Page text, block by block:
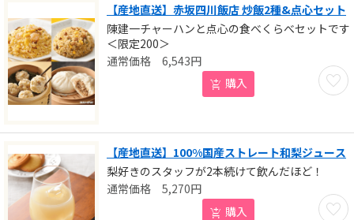
【産地直送】赤坂四川飯店 炒飯2種&点心セット
陳建一チャーハンと点心の食べくらべセットです
＜限定200＞
お気
6,543円
購入
【産地直送】100%国産ストレート和梨ジュース
梨好きのスタッフが2本続けて飲んだほど！
お気
5,270円
購入